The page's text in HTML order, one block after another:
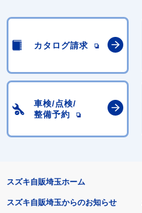
カタログ請求
車検/点検/
整備予約
スズキ自販埼玉ホーム
スズキ自販埼玉からのお知らせ